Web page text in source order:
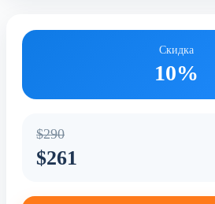
Скидка
10%
$290
$261